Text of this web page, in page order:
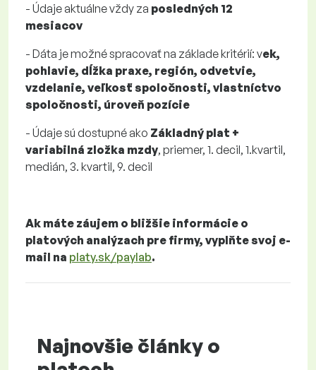
- Údaje aktuálne vždy za posledných 12
mesiacov
- Dáta je možné spracovať na základe kritérií: vek,
pohlavie, dĺžka praxe, región, odvetvie,
vzdelanie, veľkosť spoločnosti, vlastníctvo
spoločnosti, úroveň pozície
- Údaje sú dostupné ako Základný plat +
variabilná zložka mzdy, priemer, 1. decil, 1.kvartil,
medián, 3. kvartil, 9. decil
Ak máte záujem o bližšie informácie o
platových analýzach pre firmy, vyplňte svoj e-
mail na platy.sk/paylab.
Najnovšie články o